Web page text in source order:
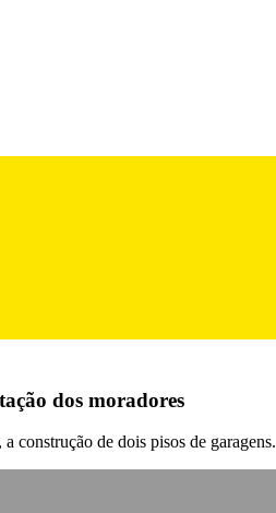
dos moradores
construção de dois pisos de garagens.